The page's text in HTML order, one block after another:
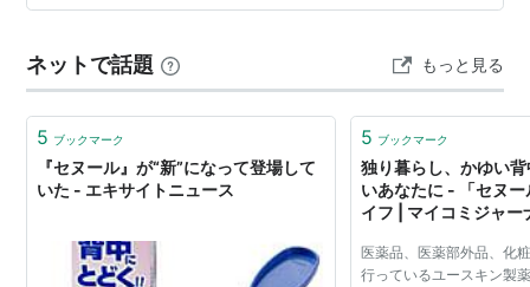
ムをつける部分が衛生的ではなさそうだし、そもそも今
ル。 背中がかゆくてお薬が塗りたい方、保湿したい方に
は便利です…
ネットで話題 もっと見る
5 ブックマーク
『セヌール』が“新”になって登場して
いた - エキサイトニュース
5 ブックマーク
独り暮らし、かゆい
いあなたに - 「セヌ
イフ | マイコミジャー
医薬品、医薬部外品、化
行っているユースキン製